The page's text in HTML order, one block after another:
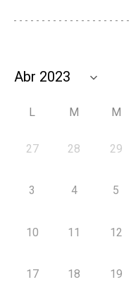
L M M
27 28 29
3 4 5
10 11 12
17 18 19